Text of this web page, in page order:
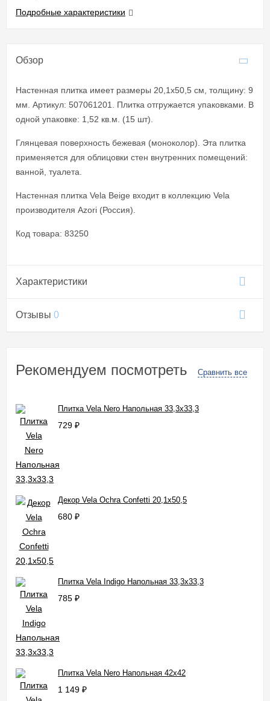
Подробные характеристики
Обзор
Настенная плитка имеет размеры 20,1x50,5 см, толщину: 9
мм. Артикул: 507061201. Плитка отгружается упаковками. В
одной упаковке: 1,52 кв.м. (15 шт).
Глянцевая поверхность бежевая (моноколор). Эта плитка
применяется для облицовки стен внутренних помещений:
ванной, туалета.
Настенная плитка Vela Beige входит в коллекцию Vela
производителя Azori (Россия).
Код товара: 83250
Характеристики
Отзывы 0
Рекомендуем посмотреть Сравнить все
Плитка Vela Nero Напольная 33,3x33,3
729 ₽
Декор Vela Ochra Confetti 20,1x50,5
680 ₽
Плитка Vela Indigo Напольная 33,3x33,3
785 ₽
Плитка Vela Nero Напольная 42x42
1 149 ₽